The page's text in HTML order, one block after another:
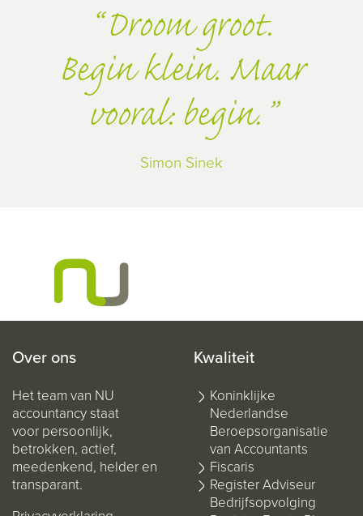
Droom groot.
Begin klein. Maar
vooral: begin.
Simon Sinek
Over ons
Het team van NU
accountancy staat
voor persoonlijk,
betrokken, actief,
meedenkend, helder en
transparant.
Kwaliteit
Koninklijke
Nederlandse
Beroepsorganisatie
van Accountants
Fiscaris
Register Adviseur
Bedrijfsopvolging